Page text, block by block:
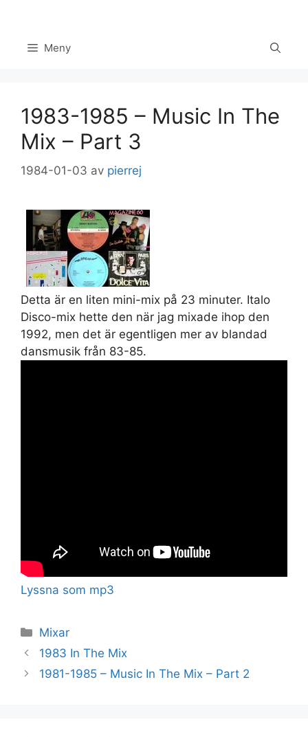
innehåll Meny
1983-1985 – Music In The
Mix – Part 3
1984-01-03 av pierrej
Detta är en liten mini-mix på 23 minuter. Italo
Disco-mix hette den när jag mixade ihop den
1992, men det är egentligen mer av blandad
dansmusik från 83-85.
Lyssna som mp3
Kategorier
Mixar
1983 In The Mix
1981-1985 – Music In The Mix – Part 2